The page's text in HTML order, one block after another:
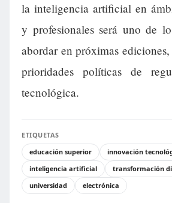
la inteligencia artificial en
y profesionales será uno de
abordar en próximas
prioridades políticas de
tecnológica.
ETIQUETAS
educación superior
innovación
inteligencia artificial
transformación
universidad
electrónica